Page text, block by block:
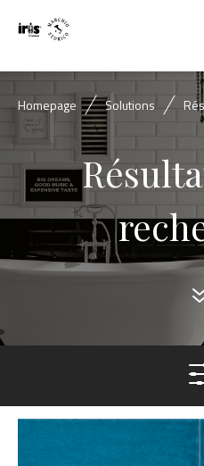
Homepage Solutions